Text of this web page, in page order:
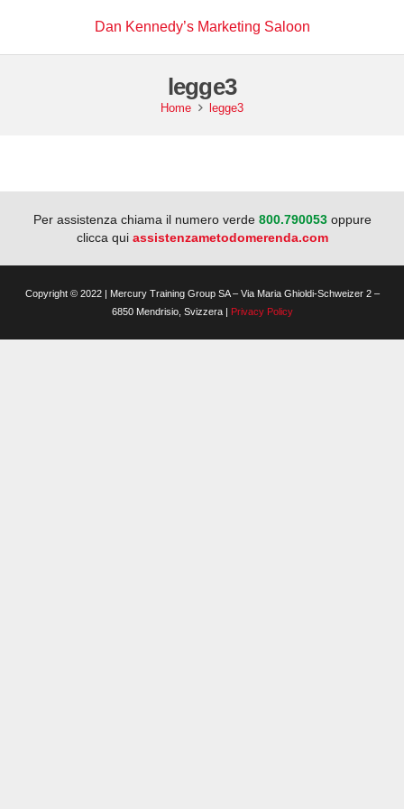
Dan Kennedy’s Marketing Saloon
legge3
Home legge3
Per assistenza chiama il numero verde 800.790053 oppure
clicca qui assistenzametodomerenda.com
Copyright © 2022 | Mercury Training Group SA – Via Maria Ghioldi-Schweizer 2 –
6850 Mendrisio, Svizzera | Privacy Policy